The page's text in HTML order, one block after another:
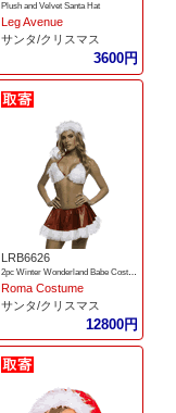
Plush and Velvet Santa Hat
Leg Avenue
サンタ/クリスマス
3600円
LRB6626
Roma Costume
サンタ/クリスマス
12800円